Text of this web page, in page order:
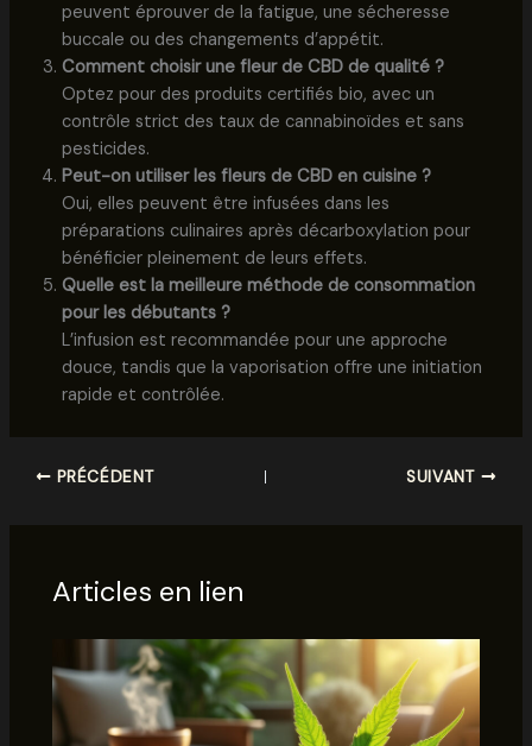
peuvent éprouver de la fatigue, une sécheresse
buccale ou des changements d’appétit.
Comment choisir une fleur de CBD de qualité ?
Optez pour des produits certifiés bio, avec un
contrôle strict des taux de cannabinoïdes et sans
pesticides.
Peut-on utiliser les fleurs de CBD en cuisine ?
Oui, elles peuvent être infusées dans les
préparations culinaires après décarboxylation pour
bénéficier pleinement de leurs effets.
Quelle est la meilleure méthode de consommation
pour les débutants ?
L’infusion est recommandée pour une approche
douce, tandis que la vaporisation offre une initiation
rapide et contrôlée.
PRÉCÉDENT SUIVANT
Articles en lien